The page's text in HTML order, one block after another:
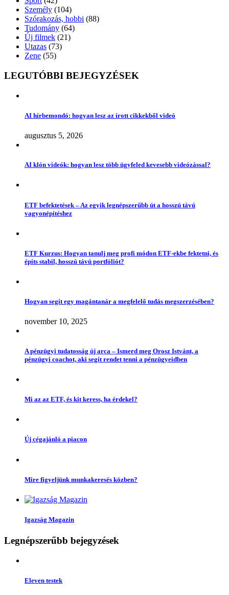
Személy (104)
Szórakozás, hobbi (88)
Tudomány (64)
Új filmek (21)
Utazas (73)
Zene (55)
LEGUTÓBBI BEJEGYZÉSEK
AI hírbemondó: hogyan lesz az írott cikkekből videó
augusztus 5, 2026
AI klón videók: hogyan lesz több ügyfeled kevesebb videózással?
ETF befektetések – Az egyik legnépszerűbb út a hosszú távú
vagyonépítéshez
ETF Kurzus: Hogyan tanulj meg profi módon ETF-ekbe fektetni, és
építs stabil, hosszú távú portfóliót?
Hogyan segít egy magántanár a megfelelő tudás megszerzésében?
november 10, 2025
A pénzügyi tudatosság új arca – Ismerd meg Orosz Istvánt, a
pénzügyi coachot, aki segít rendet tenni a pénzügyeidben
Mi az az ETF, és kit keress, ha érdekel?
Új cégajánló a piacon
Mire figyeljünk munkakeresés közben?
Igazság Magazin
Legnépszerűbb bejegyzések
Eleven testek